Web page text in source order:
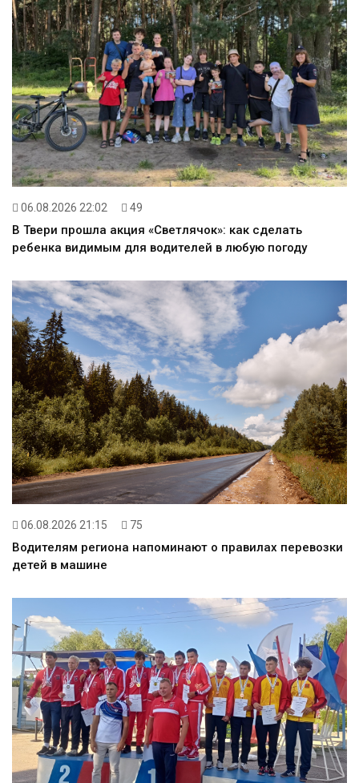
06.08.2026 22:02 49
В Твери прошла акция «Светлячок»: как сделать
ребенка видимым для водителей в любую погоду
06.08.2026 21:15 75
Водителям региона напоминают о правилах перевозки
детей в машине